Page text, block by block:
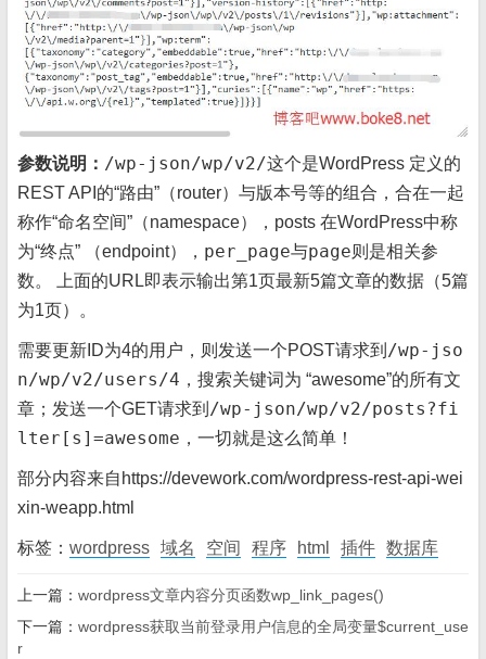
参数说明： /wp-json/wp/v2/这个是WordPress 定义的
REST API的“路由”（router）与版本号等的组合，合在一起
称作“命名空间”（namespace），posts 在WordPress中称
为“终点” （endpoint）， per_page与page则是相关参
数。 上面的URL即表示输出第1页最新5篇文章的数据（5篇
为1页）。
需要更新ID为4的用户，则发送一个POST请求到 /wp-jso
n/wp/v2/users/4 ，搜索关键词为 “awesome”的所有文
章；发送一个GET请求到 /wp-json/wp/v2/posts?fi
lter[s]=awesome ，一切就是这么简单！
部分内容来自https://devework.com/wordpress-rest-api-wei
xin-weapp.html
标签： wordpress 域名 空间 程序 html 插件 数据库
上一篇： wordpress文章内容分页函数wp_link_pages()
下一篇： wordpress获取当前登录用户信息的全局变量$current_use
r